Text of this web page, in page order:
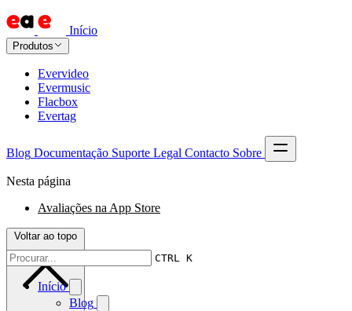
Início
Produtos
Evervideo
Evermusic
Flacbox
Evertag
Blog Documentação Suporte Legal Contacto Sobre
CTRL K
Início
Blog
Nesta página
Avaliações na App Store
Voltar ao topo